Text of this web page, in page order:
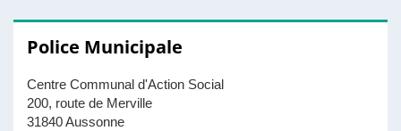
Police Municipale
Centre Communal d'Action Social
200, route de Merville
31840 Aussonne